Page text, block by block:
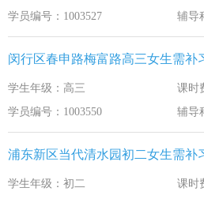
学员编号：1003527
辅导
闵行区春申路梅富路高三女生需补
学生年级：高三
课时
学员编号：1003550
辅导
浦东新区当代清水园初二女生需补
学生年级：初二
课时